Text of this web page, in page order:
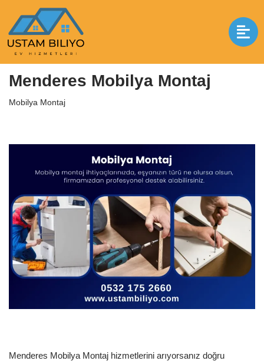
İçeriğe
geç
Anasayfa|Mobilya Montaj
Menderes Mobilya Montaj
Mobilya Montaj
Menderes Mobilya Montaj hizmetlerini arıyorsanız doğru